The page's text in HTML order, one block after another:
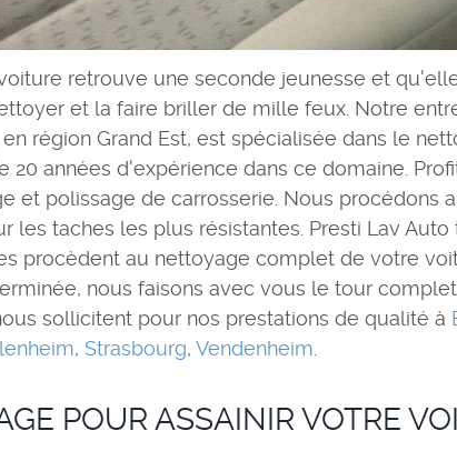
retrouve une seconde jeunesse et
et la faire briller de mille feux. Notre
région Grand Est, est spécialisée dans le
20 années d'expérience dans ce domaine.
et polissage de carrosserie. Nous
les taches les plus résistantes. Presti Lav
procèdent au nettoyage complet de votre
nous faisons avec vous le tour
sollicitent pour nos prestations de qualité à
, Strasbourg, Vendenheim
POUR ASSAINIR VOTRE